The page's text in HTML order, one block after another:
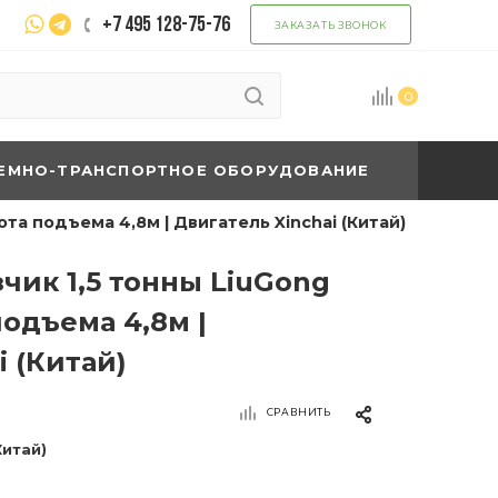
+7 495 128-75-76 ЗАКАЗАТЬ ЗВОНОК
0
ТРАНСПОРТНОЕ ОБОРУДОВАНИЕ
подъема 4,8м | Двигатель Xinchai (Китай)
1,5 тонны LiuGong
4,8м |
(Китай)
СРАВНИТЬ